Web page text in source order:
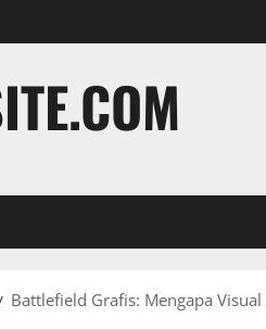
Battlefield Grafis: Mengapa